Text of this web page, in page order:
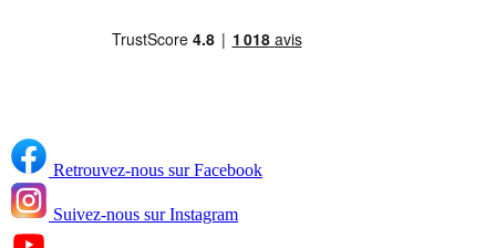
Retrouvez-nous sur Facebook
Suivez-nous sur Instagram